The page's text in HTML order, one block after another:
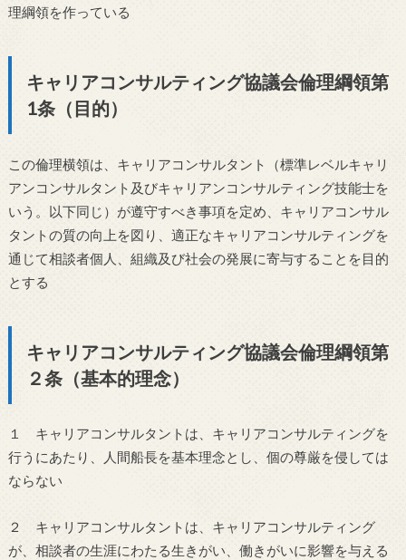
理綱領を作っている
キャリアコンサルティング協議会倫理綱領第
1条（目的）
この倫理横領は、キャリアコンサルタント（標準レベルキャリ
アンコンサルタント及びキャリアンコンサルティング技能士を
いう。以下同じ）が遵守すべき事項を定め、キャリアコンサル
タントの質の向上を図り、適正なキャリアコンサルティングを
通じて相談者個人、組織及び社会の発展に寄与することを目的
とする
キャリアコンサルティング協議会倫理綱領第
２条（基本的理念）
１ キャリアコンサルタントは、キャリアコンサルティングを
行うにあたり、人間船長を基本理念とし、個の尊厳を侵しては
ならない
２ キャリアコンサルタントは、キャリアコンサルティング
が、相談者の生涯にわたる生きがい、働きがいに影響を与える